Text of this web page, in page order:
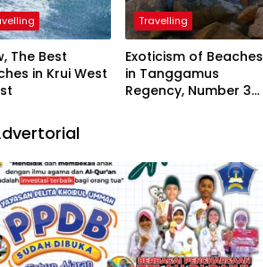
The Best
in Krui West
Travelling
Exoticism of Beaches
in Tanggamus
Regency, Number 3